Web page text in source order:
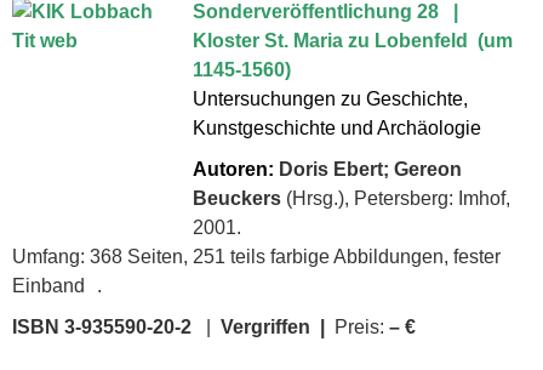
Sonderveröffentlichung 28 |
Kloster St. Maria zu Lobenfeld (um
1145-1560)
Untersuchungen zu Geschichte,
Kunstgeschichte und Archäologie
Autoren: Doris Ebert; Gereon
Beuckers (Hrsg.), Petersberg: Imhof,
2001.
Umfang: 368 Seiten, 251 teils farbige Abbildungen, fester
Einband .
ISBN 3-935590-20-2
Vergriffen | Preis: – €